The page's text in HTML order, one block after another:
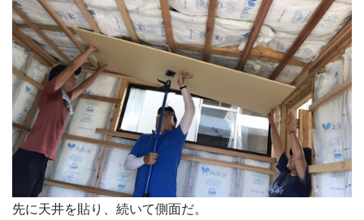
先に天井を貼り、続いて側面だ。